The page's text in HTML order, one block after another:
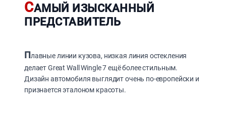
САМЫЙ ИЗЫСКАННЫЙ
ПРЕДСТАВИТЕЛЬ
Плавные линии кузова, низкая линия остекления
делает Great Wall Wingle 7 ещё более стильным.
Дизайн автомобиля выглядит очень по-европейски и
признается эталоном красоты.